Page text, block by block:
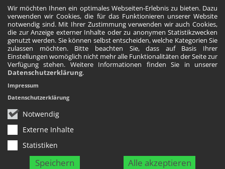
Wir möchten Ihnen ein optimales Webseiten-Erlebnis zu bieten. Dazu
verwenden wir Cookies, die für das Funktionieren unserer Website
notwendig sind. Mit Ihrer Zustimmung verwenden wir auch Cookies,
die zur Anzeige externer Inhalte oder zu anonymen Statistikzwecken
genutzt werden. Sie können selbst entscheiden, welche Kategorien Sie
zulassen möchten. Bitte beachten Sie, dass auf Basis Ihrer
Einstellungen womöglich nicht mehr alle Funktionalitäten der Seite zur
Verfügung stehen. Weitere Informationen finden Sie in unserer
Datenschutzerklärung.
Notwendig
Externe Inhalte
Statistiken
Speichern Alle akzeptieren
Impressum
Datenschutzerklärung